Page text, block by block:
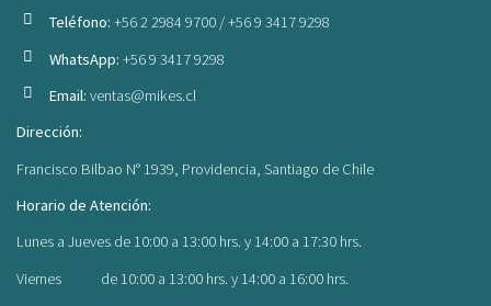
Teléfono: +56 2 2984 9700 / +56 9 3417 9298
WhatsApp: +56 9 3417 9298
Email: ventas@mikes.cl
Dirección:
Francisco Bilbao N° 1939, Providencia, Santiago de Chile
Horario de Atención:
Lunes a Jueves de 10:00 a 13:00 hrs. y 14:00 a 17:30 hrs.
Viernes de 10:00 a 13:00 hrs. y 14:00 a 16:00 hrs.